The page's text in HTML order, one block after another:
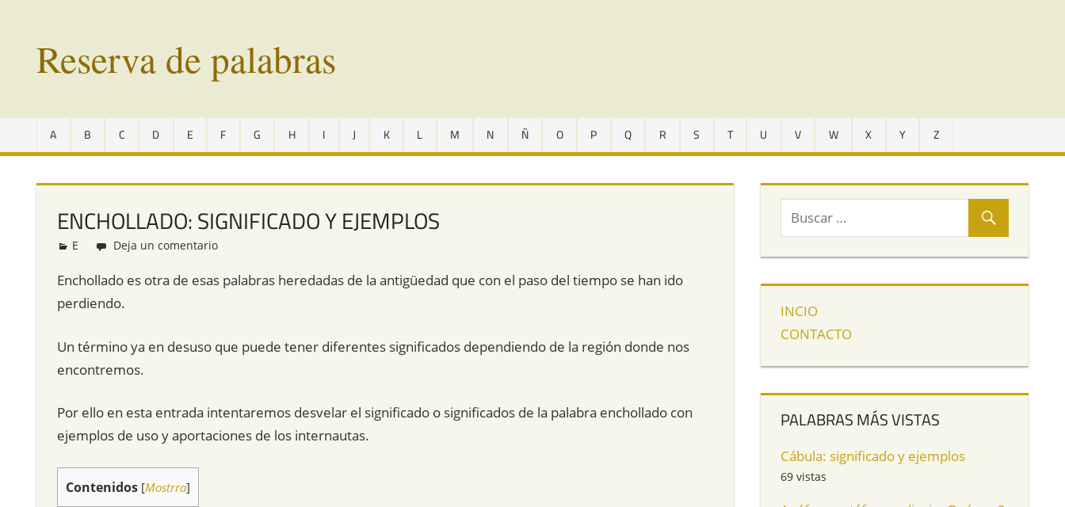
contenidoReserva de palabras
en
vías
extinción
todo
A B C D E F G H I J K L M N Ñ O P Q R S T U V W X Y Z
ENCHOLLADO: SIGNIFICADO Y EJEMPLOS
Redacción
E Deja un comentario
Enchollado es otra de esas palabras heredadas de la antigüedad que con el paso del tiempo se han ido
perdiendo.
Un término ya en desuso que puede tener diferentes significados dependiendo de la región donde nos
encontremos.
Por ello en esta entrada intentaremos desvelar el significado o significados de la palabra enchollado con
ejemplos de uso y aportaciones de los internautas.
Contenidos [Mostrra]
INCIO
CONTACTO
PALABRAS MÁS VISTAS
Cábula: significado y ejemplos
69 vistas